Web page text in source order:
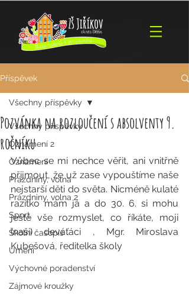
Příspěvek
Všechny příspěvky
Oznámení 2
Oznámení
Prázdniny, volna
Prázdniny, volna 2
Sport
Školní časopis
Umění
Výchovné poradenství
Zájmové kroužky
Všechny příspěvky
Pozvánka na rozloučení s absolventy 9.
ročníku
Vůbec se mi nechce věřit, ani vnitřně
přijmout, že už zase vypouštíme naše
nejstarší děti do světa. Nicméně kulaté
razítko mám já a do 30. 6. si mohu
ještě vše rozmyslet, co říkáte, moji
(naši) deváťáci , Mgr. Miroslava
Kubešová, ředitelka školy